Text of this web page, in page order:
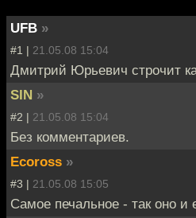
UFB »
#1 | 21.05.08 15:04
Дмитрий Юрьевич строчит
SIN »
#2 | 21.05.08 15:04
Без комментариев.
Ecoross »
#3 | 21.05.08 15:05
Самое печальное - так оно и